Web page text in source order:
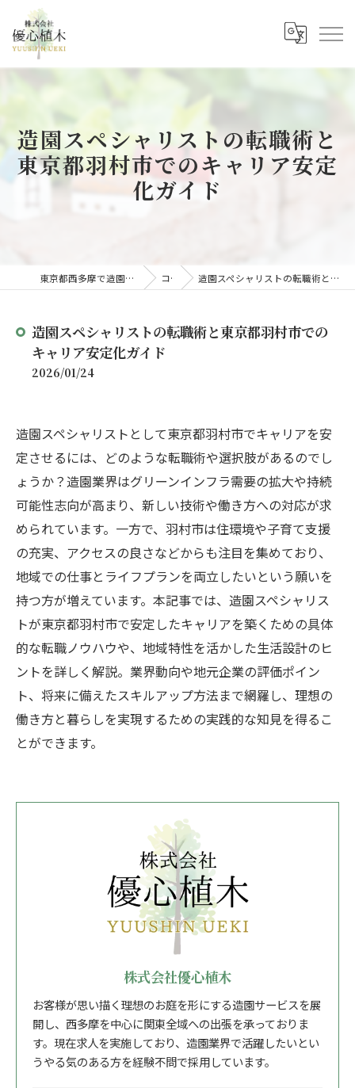
造園スペシャリストの転職術と
東京都羽村市でのキャリア安定
化ガイド
東京都西多摩で造園の求人なら株式会社優心植木 コラム 造園スペシャリストの転職術と東京都羽村市でのキャリア安定化ガイド
造園スペシャリストの転職術と東京都羽村市での
キャリア安定化ガイド
2026/01/24
造園スペシャリストとして東京都羽村市でキャリアを安
定させるには、どのような転職術や選択肢があるのでし
ょうか？造園業界はグリーンインフラ需要の拡大や持続
可能性志向が高まり、新しい技術や働き方への対応が求
められています。一方で、羽村市は住環境や子育て支援
の充実、アクセスの良さなどからも注目を集めており、
地域での仕事とライフプランを両立したいという願いを
持つ方が増えています。本記事では、造園スペシャリス
トが東京都羽村市で安定したキャリアを築くための具体
的な転職ノウハウや、地域特性を活かした生活設計のヒ
ントを詳しく解説。業界動向や地元企業の評価ポイン
ト、将来に備えたスキルアップ方法まで網羅し、理想の
働き方と暮らしを実現するための実践的な知見を得るこ
とができます。
株式会社優心植木
お客様が思い描く理想のお庭を形にする造園サービスを展
開し、西多摩を中心に関東全域への出張を承っておりま
す。現在求人を実施しており、造園業界で活躍したいとい
うやる気のある方を経験不問で採用しています。